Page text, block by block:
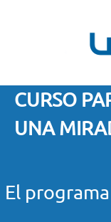
CURSO
UNA
El